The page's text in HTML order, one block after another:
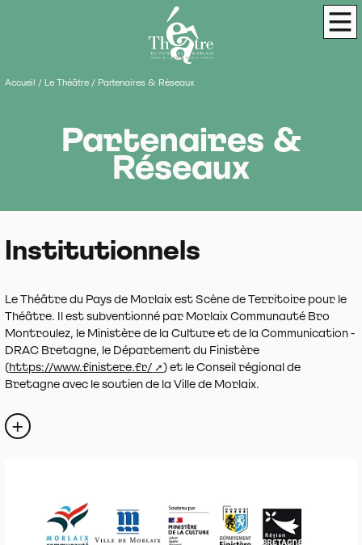
Théâtre du Pays de Morlaix Scène de
Accueil / Le Théâtre / Partenaires & Réseaux
Partenaires &
Réseaux
Institutionnels
Le Théâtre du Pays de Morlaix est Scène de Territoire pour le
Théâtre. Il est subventionné par Morlaix Communauté Bro
Montroulez, le Ministère de la Culture et de la Communication -
DRAC Bretagne, le Département du Finistère
(https://www.finistere.fr/
) et le Conseil régional de
Bretagne avec le soutien de la Ville de Morlaix.